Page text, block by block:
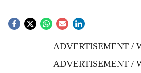
ADVERTISEMENT /
ADVERTISEMENT /